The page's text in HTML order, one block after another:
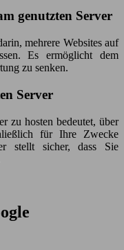
genutzten Server
mehrere Websites auf
Es ermöglicht dem
zu senken.
Server
zu hosten bedeutet, über
für Ihre Zwecke
stellt sicher, dass Sie